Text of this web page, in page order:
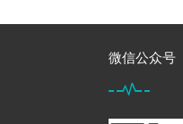
微信公众号